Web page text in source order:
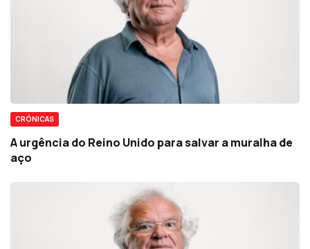
CRÓNICAS
A urgência do Reino Unido para salvar a muralha de
aço